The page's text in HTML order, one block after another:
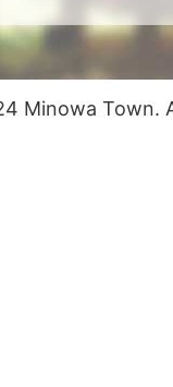
Minowa Town.